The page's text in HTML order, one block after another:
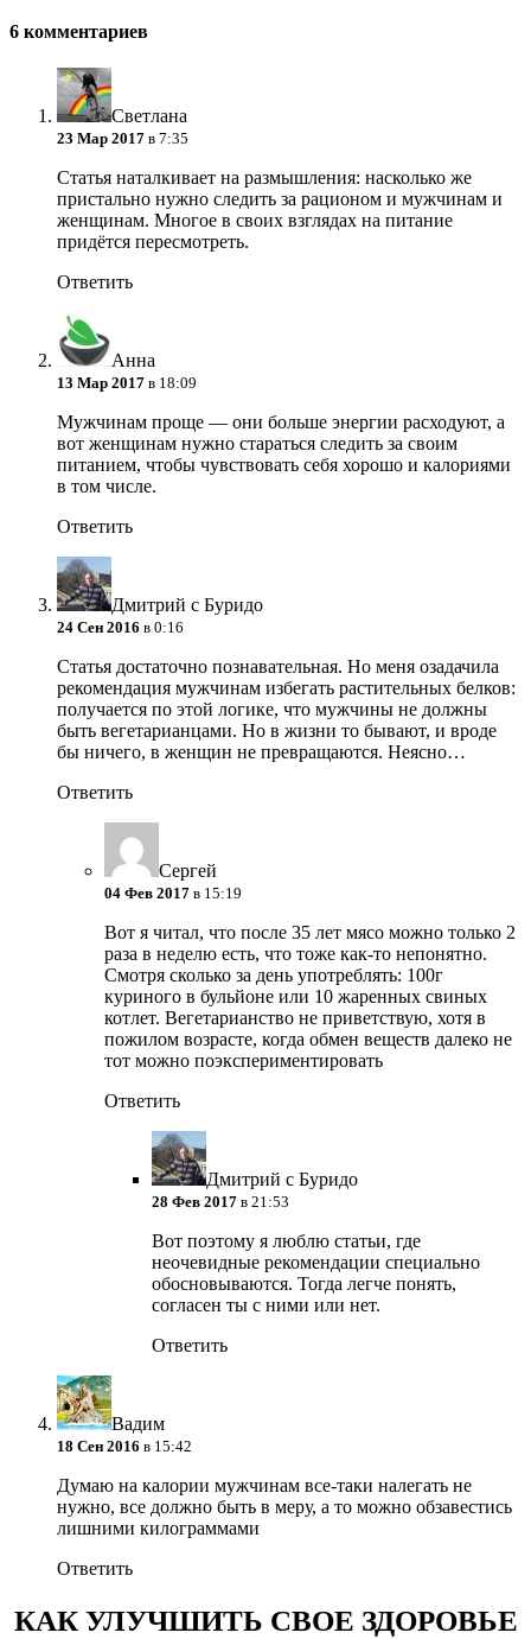
6 комментариев
Светлана
23 Мар 2017 в 7:35
Статья наталкивает на размышления: насколько же
пристально нужно следить за рационом и мужчинам и
женщинам. Многое в своих взглядах на питание
придётся пересмотреть.
Ответить
Анна
13 Мар 2017 в 18:09
Мужчинам проще — они больше энергии расходуют, а
вот женщинам нужно стараться следить за своим
питанием, чтобы чувствовать себя хорошо и калориями
в том числе.
Ответить
Дмитрий с Буридо
24 Сен 2016 в 0:16
Статья достаточно познавательная. Но меня озадачила
рекомендация мужчинам избегать растительных белков:
получается по этой логике, что мужчины не должны
быть вегетарианцами. Но в жизни то бывают, и вроде
бы ничего, в женщин не превращаются. Неясно…
Ответить
Сергей
04 Фев 2017 в 15:19
Вот я читал, что после 35 лет мясо можно только 2
раза в неделю есть, что тоже как-то непонятно.
Смотря сколько за день употреблять: 100г
куриного в бульйоне или 10 жаренных свиных
котлет. Вегетарианство не приветствую, хотя в
пожилом возрасте, когда обмен веществ далеко не
тот можно поэкспериментировать
Ответить
Дмитрий с Буридо
28 Фев 2017 в 21:53
Вот поэтому я люблю статьи, где
неочевидные рекомендации специально
обосновываются. Тогда легче понять,
согласен ты с ними или нет.
Ответить
Вадим
18 Сен 2016 в 15:42
Думаю на калории мужчинам все-таки налегать не
нужно, все должно быть в меру, а то можно обзавестись
лишними килограммами
Ответить
КАК УЛУЧШИТЬ СВОЕ ЗДОРОВЬЕ